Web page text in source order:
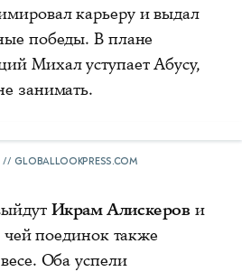
карьеру и выдал
победы. В плане
Михал уступает Абусу,
занимать.
GLOBALLOOKPRESS.COM
Икрам Алискеров и
чей поединок также
Оба успели